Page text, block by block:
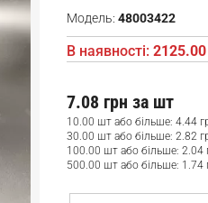
Модель: 48003422
В наявності:
7.08 грн за шт
10.00 шт або більше: 4.44
30.00 шт або більше: 2.82
100.00 шт або більше: 2.04
500.00 шт або більше: 1.74